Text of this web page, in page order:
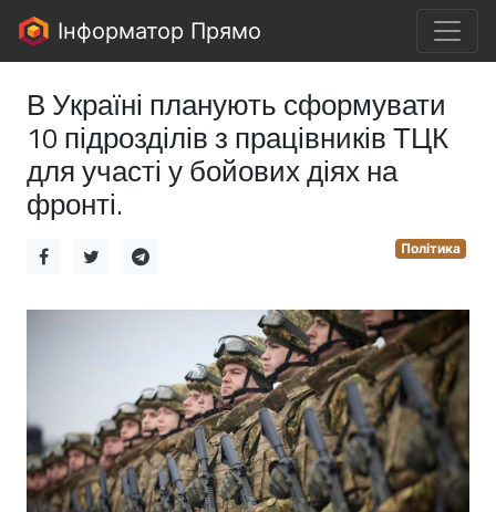
Інформатор Прямо
В Україні планують сформувати
10 підрозділів з працівників ТЦК
для участі у бойових діях на
фронті.
Політика